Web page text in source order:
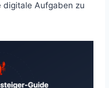
digitale Aufgaben zu